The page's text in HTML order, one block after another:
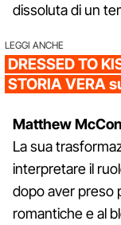
dissoluta di un
LEGGI ANCHE
DRESSED TO
STORIA VERA
Matthew
La sua
interpretare il
dopo aver preso
romantiche e al